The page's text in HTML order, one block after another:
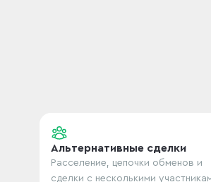
Альтернативные сделки
Расселение, цепочки обменов и
сделки с несколькими